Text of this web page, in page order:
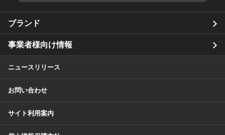
ブランド
事業者様向け情報
ニュースリリース
お問い合わせ
サイト利用案内